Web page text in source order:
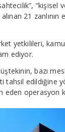
“kişisel
21
yetkilileri,
ediyor.
bazı
tahsil edildiğine
eden operasyon